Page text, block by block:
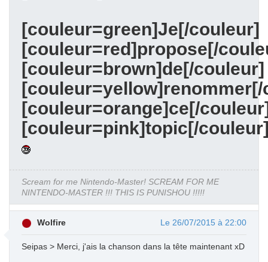
[couleur=green]Je[/couleur]
[couleur=red]propose[/
[couleur=brown]de[/couleur]
[couleur=yellow]
[couleur=orange]ce[/
[couleur=pink]topic[/
Scream for me Nintendo-Master! SCREAM FOR ME
NINTENDO-MASTER !!! THIS IS PUNISHOU !!!!!
Wolfire Le 26/07/2015 à 22:00
Seipas > Merci, j'ais la chanson dans la tête maintenant xD